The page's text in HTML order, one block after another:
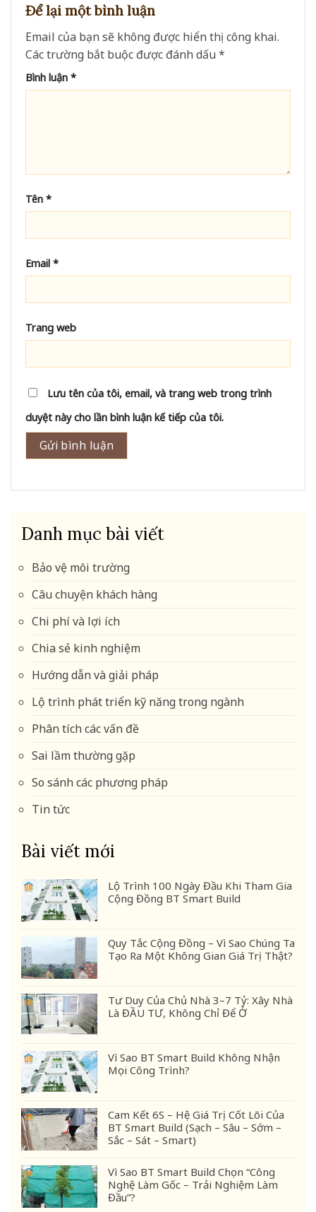
Để lại một bình luận
Email của bạn sẽ không được hiển thị công khai.
Các trường bắt buộc được đánh dấu *
Bình luận *
Tên *
Email *
Trang web
Lưu tên của tôi, email, và trang web trong trình
duyệt này cho lần bình luận kế tiếp của tôi.
Danh mục bài viết
Bảo vệ môi trường
Câu chuyện khách hàng
Chi phí và lợi ích
Chia sẻ kinh nghiệm
Hướng dẫn và giải pháp
Lộ trình phát triển kỹ năng trong ngành
Phân tích các vấn đề
Sai lầm thường gặp
So sánh các phương pháp
Tin tức
Bài viết mới
Lộ Trình 100 Ngày Đầu Khi Tham Gia
Cộng Đồng BT Smart Build
Quy Tắc Cộng Đồng – Vì Sao Chúng Ta
Tạo Ra Một Không Gian Giá Trị Thật?
Tư Duy Của Chủ Nhà 3–7 Tỷ: Xây Nhà
Là ĐẦU TƯ, Không Chỉ Để Ở
Vì Sao BT Smart Build Không Nhận
Mọi Công Trình?
Cam Kết 6S – Hệ Giá Trị Cốt Lõi Của
BT Smart Build (Sạch – Sâu – Sớm –
Sắc – Sát – Smart)
Vì Sao BT Smart Build Chọn “Công
Nghệ Làm Gốc – Trải Nghiệm Làm
Đầu”?